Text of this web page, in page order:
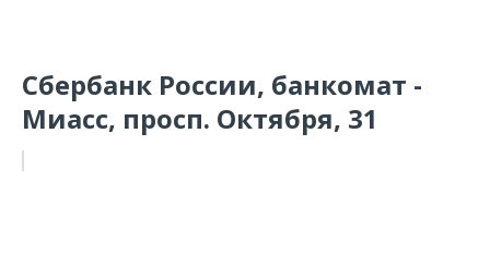
Сбербанк России, банкомат -
Миасс, просп. Октября, 31